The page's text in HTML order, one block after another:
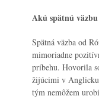
Akú spätnú
Spätná väzba od
mimoriadne
príbehu. Hovorila
žijúcimi v
tým nemôžem